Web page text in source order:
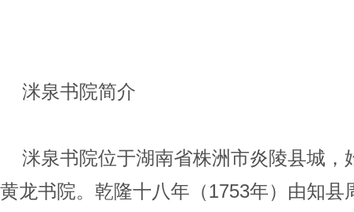
洣泉书院简介
洣泉书院位于湖南省株洲市炎陵县城，
黄龙书院。乾隆十八年（1753年）由知县